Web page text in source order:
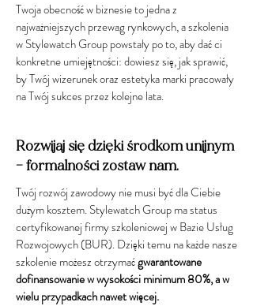
Twoja obecność w biznesie to jedna z
najważniejszych przewag rynkowych, a szkolenia
w Stylewatch Group powstały po to, aby dać ci
konkretne umiejętności: dowiesz się, jak sprawić,
by Twój wizerunek oraz estetyka marki pracowały
na Twój sukces przez kolejne lata.
Rozwijaj się dzięki środkom unijnym
– formalności zostaw nam.
Twój rozwój zawodowy nie musi być dla Ciebie
dużym kosztem. Stylewatch Group ma status
certyfikowanej firmy szkoleniowej w Bazie Usług
Rozwojowych (BUR). Dzięki temu na każde nasze
szkolenie możesz otrzymaćgwarantowane
dofinansowanie w wysokości minimum 80%, a w
wielu przypadkach nawet więcej.